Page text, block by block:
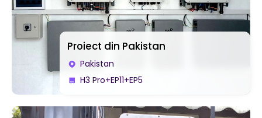
Proiect din Pakistan
Pakistan
H3 Pro+EP11+EP5